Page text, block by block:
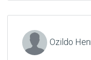
Ozildo